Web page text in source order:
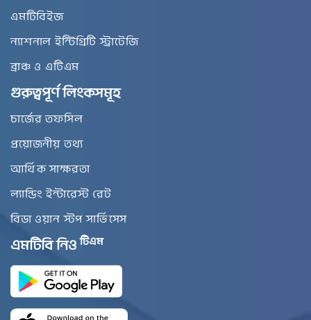
এমটিবিইজ
ন্যাশনাল ইন্টিগ্রিটি স্ট্রাটেজি
ব্রাঞ্চ ও এটিএম
গুরুত্বপূর্ণ লিংকসমূহ
চার্জের তফসিল
প্রয়োজনীয় তথ্য
আর্থিক সাক্ষরতা
ল্যান্ডিং ইন্টারেস্ট রেট
বিডা ওয়ান স্টপ সার্ভিসেস
এমটিবি নিও টিএম